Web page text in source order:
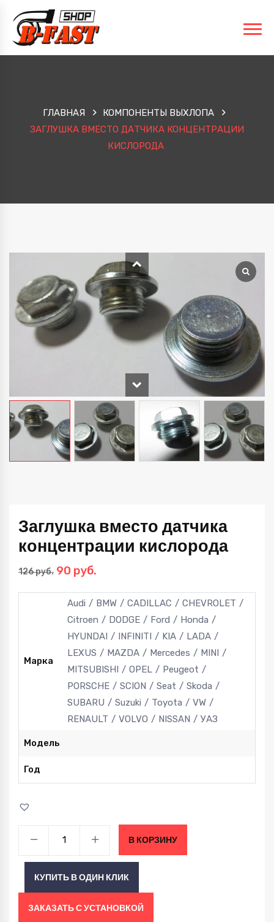
ГЛАВНАЯ
КОМПОНЕНТЫ ВЫХЛОПА
ЗАГЛУШКА ВМЕСТО ДАТЧИКА КОНЦЕНТРАЦИИ
КИСЛОРОДА
Заглушка вместо датчика
концентрации кислорода
126руб. Первоначальная
составляла
126 руб..
90 руб.
90 руб..
Марка
Audi BMW CADILLAC
CHEVROLET
Citroen
DODGE Ford
Honda
HYUNDAI
INFINITI KIA
LADA
LEXUS
MAZDA Mercedes
MINI
MITSUBISHI
OPEL
Peugeot
PORSCHE
SCION Seat
Skoda
SUBARU
Suzuki Toyota
VW
RENAULT
VOLVO NISSAN УАЗ
Модель
Год
датчика
концентрации
В КОРЗИНУ
КУПИТЬ В ОДИН КЛИК
ЗАКАЗАТЬ С УСТАНОВКОЙ